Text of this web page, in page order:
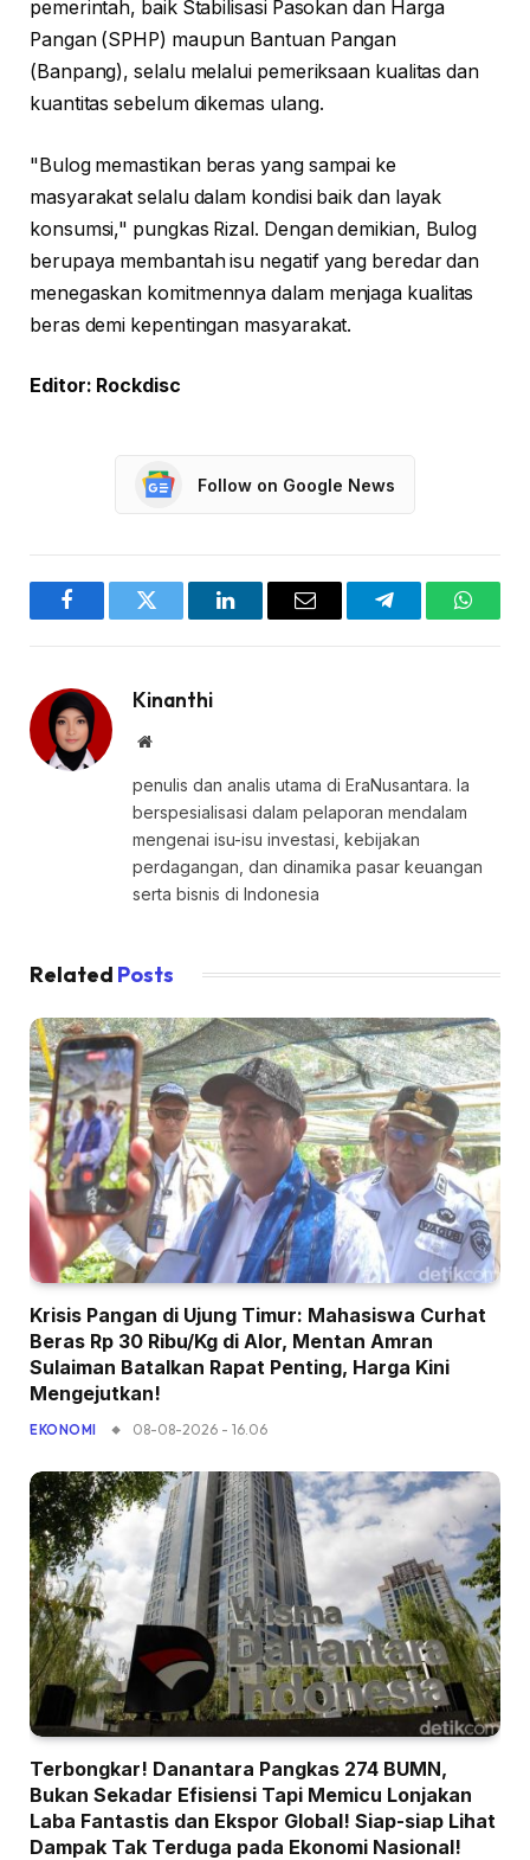
pemerintah, baik Stabilisasi Pasokan dan Harga
Pangan (SPHP) maupun Bantuan Pangan
(Banpang), selalu melalui pemeriksaan kualitas dan
kuantitas sebelum dikemas ulang.
"Bulog memastikan beras yang sampai ke
masyarakat selalu dalam kondisi baik dan layak
konsumsi," pungkas Rizal. Dengan demikian, Bulog
berupaya membantah isu negatif yang beredar dan
menegaskan komitmennya dalam menjaga kualitas
beras demi kepentingan masyarakat.
Editor: Rockdisc
Follow on Google News
FacebookTwitter LinkedInEmail Telegram
Kinanthi
Website
penulis dan analis utama di EraNusantara. Ia
berspesialisasi dalam pelaporan mendalam
mengenai isu-isu investasi, kebijakan
perdagangan, dan dinamika pasar keuangan
serta bisnis di Indonesia
Related Posts
Krisis Pangan di Ujung Timur: Mahasiswa Curhat
Beras Rp 30 Ribu/Kg di Alor, Mentan Amran
Sulaiman Batalkan Rapat Penting, Harga Kini
Mengejutkan!
EKONOMI 08-08-2026 - 16.06
Terbongkar! Danantara Pangkas 274 BUMN,
Bukan Sekadar Efisiensi Tapi Memicu Lonjakan
Laba Fantastis dan Ekspor Global! Siap-siap Lihat
Dampak Tak Terduga pada Ekonomi Nasional!